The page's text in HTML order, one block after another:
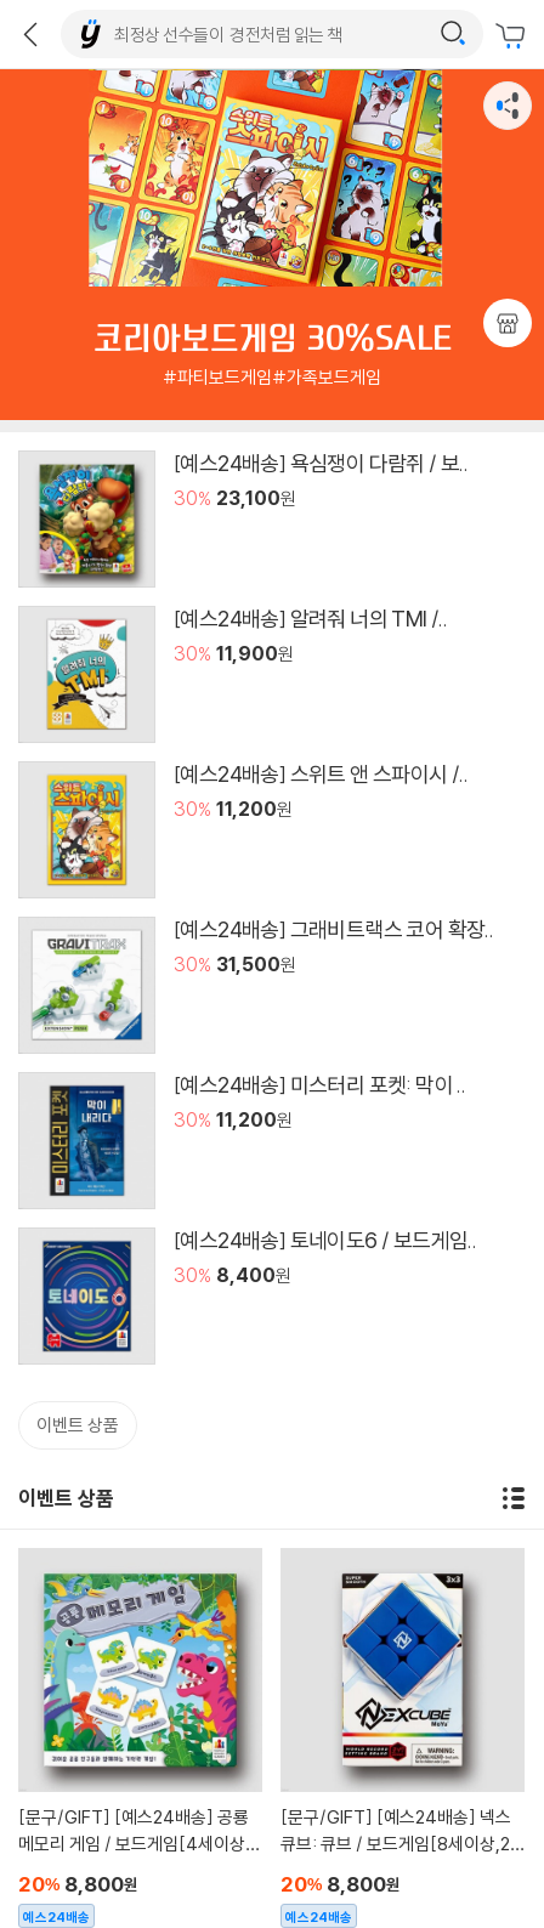
코리아보드게임 30%SALE
#파티보드게임#가족보드게임
[예스24배송] 욕심쟁이 다람쥐 / 보..
30% 23,100원
[예스24배송] 알려줘 너의 TMI /..
30% 11,900원
[예스24배송] 스위트 앤 스파이시 /..
30% 11,200원
[예스24배송] 그래비트랙스 코어 확장..
30% 31,500원
[예스24배송] 미스터리 포켓: 막이 ..
30% 11,200원
[예스24배송] 토네이도6 / 보드게임..
30% 8,400원
이벤트 상품
이벤트 상품
[문구/GIFT]
메모리 게임 / 보드게임[4세이상,2
20% 8,800원
예스24배송
[문구/GIFT]
큐브: 큐브 / 보드게임[8세이상,2~
20% 8,800원
예스24배송